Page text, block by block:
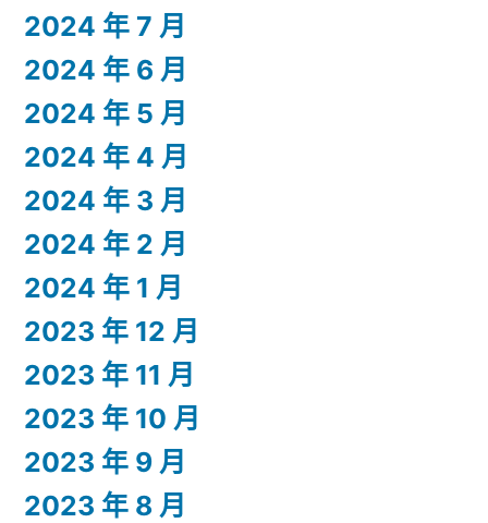
2024 年 7 月
2024 年 6 月
2024 年 5 月
2024 年 4 月
2024 年 3 月
2024 年 2 月
2024 年 1 月
2023 年 12 月
2023 年 11 月
2023 年 10 月
2023 年 9 月
2023 年 8 月